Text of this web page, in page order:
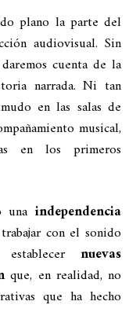
plano la parte del
audiovisual. Sin
cuenta de la
narrada. Ni tan
en las salas de
musical,
en los primeros
unaindependencia
con el sonido
nuevas
que, en realidad, no
que ha hecho